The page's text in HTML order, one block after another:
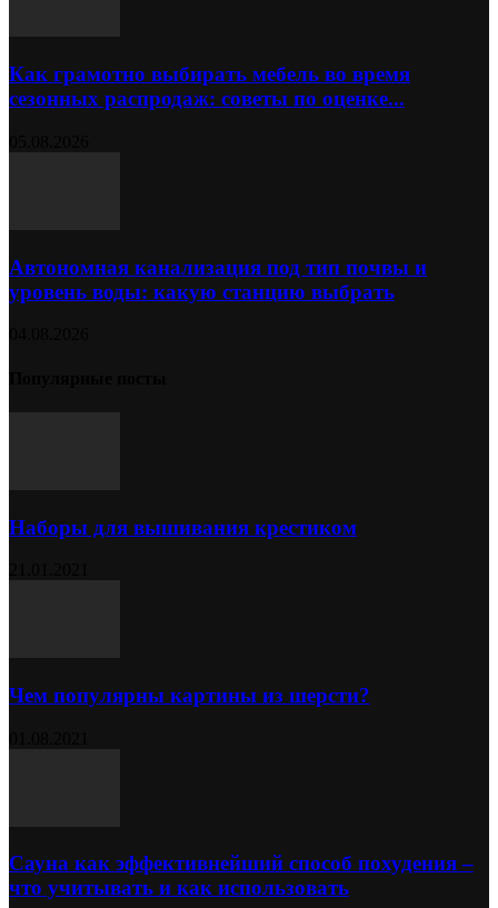
Как грамотно выбирать мебель во время
сезонных распродаж: советы по оценке...
Автономная канализация под тип почвы и
уровень воды: какую станцию выбрать
Наборы для вышивания крестиком
Чем популярны картины из шерсти?
Сауна как эффективнейший способ похудения –
что учитывать и как использовать